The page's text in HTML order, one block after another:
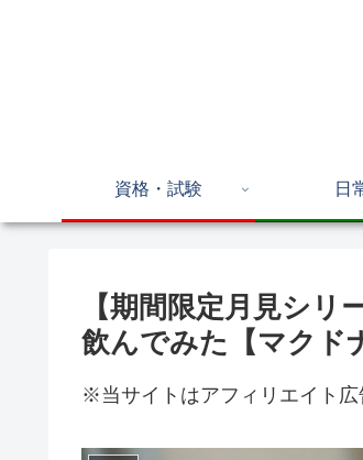
資格・試験 日
【期間限定月見シ
飲んでみた【マクド
※当サイトはアフィリエイト広